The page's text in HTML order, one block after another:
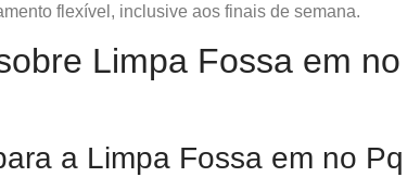
flexível, inclusive aos finais de semana.
Limpa Fossa em no
a Limpa Fossa em no Pq